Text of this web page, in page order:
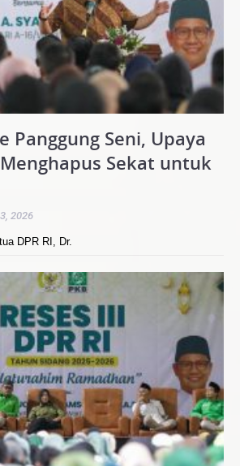
Panggung Seni, Upaya
Sekat untuk
2026
DPR RI, Dr.